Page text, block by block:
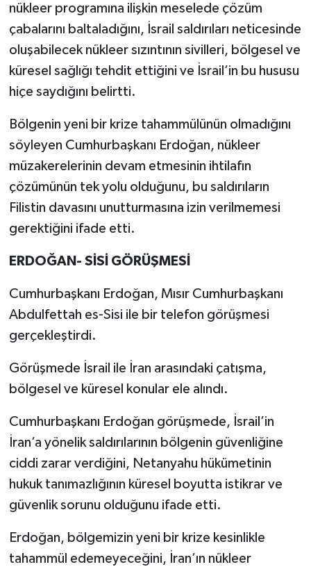
nükleer programına ilişkin meselede çözüm
çabalarını baltaladığını, İsrail saldırıları neticesinde
oluşabilecek nükleer sızıntının sivilleri, bölgesel ve
küresel sağlığı tehdit ettiğini ve İsrail’in bu hususu
hiçe saydığını belirtti.
Bölgenin yeni bir krize tahammülünün olmadığını
söyleyen Cumhurbaşkanı Erdoğan, nükleer
müzakerelerinin devam etmesinin ihtilafın
çözümünün tek yolu olduğunu, bu saldırıların
Filistin davasını unutturmasına izin verilmemesi
gerektiğini ifade etti.
ERDOĞAN- SİSİ GÖRÜŞMESİ
Cumhurbaşkanı Erdoğan, Mısır Cumhurbaşkanı
Abdulfettah es-Sisi ile bir telefon görüşmesi
gerçekleştirdi.
Görüşmede İsrail ile İran arasındaki çatışma,
bölgesel ve küresel konular ele alındı.
Cumhurbaşkanı Erdoğan görüşmede, İsrail’in
İran’a yönelik saldırılarının bölgenin güvenliğine
ciddi zarar verdiğini, Netanyahu hükümetinin
hukuk tanımazlığının küresel boyutta istikrar ve
güvenlik sorunu olduğunu ifade etti.
Erdoğan, bölgemizin yeni bir krize kesinlikle
tahammül edemeyeceğini, İran’ın nükleer